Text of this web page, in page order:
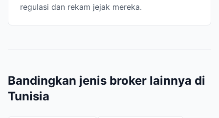
regulasi dan rekam jejak mereka.
Bandingkan jenis broker lainnya di
Tunisia